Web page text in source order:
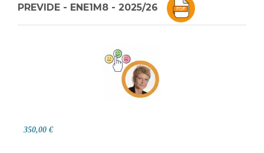
PREVIDE - ENE1M8 - 2025/26
350,00 €